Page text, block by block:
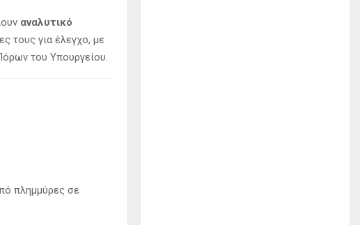
αναλυτικό
τους για έλεγχο, με
του Υπουργείου.
πλημμύρες σε